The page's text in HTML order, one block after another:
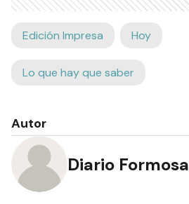
Edición Impresa Hoy
Lo que hay que saber
Autor
Diario Formosa